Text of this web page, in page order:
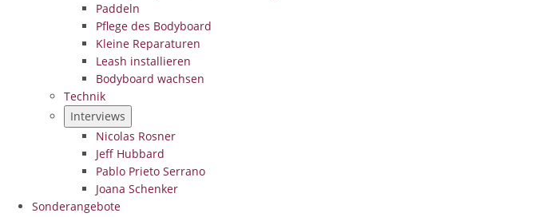
Paddeln
Pflege des Bodyboard
Kleine Reparaturen
Leash installieren
Bodyboard wachsen
Technik
Interviews
Nicolas Rosner
Jeff Hubbard
Pablo Prieto Serrano
Joana Schenker
Sonderangebote